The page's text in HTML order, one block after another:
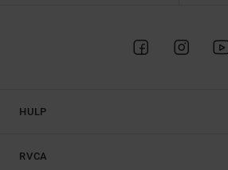
HULP
RVCA